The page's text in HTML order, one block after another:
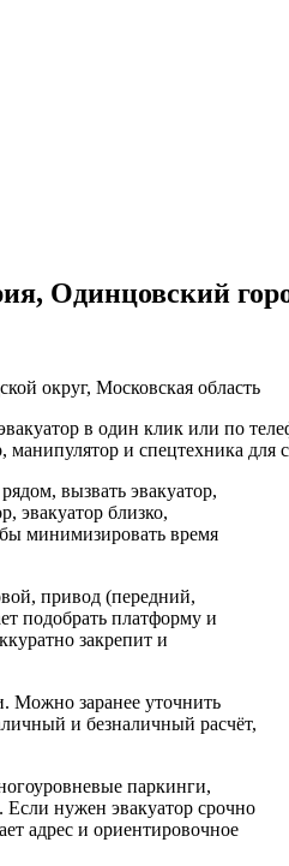
Одинцовский
округ, Московская область
в один клик или по
и спецтехника для
вызвать эвакуатор,
эвакуатор близко,
минимизировать время
привод (передний,
подобрать платформу и
закрепит и
Можно заранее уточнить
и безналичный расчёт,
паркинги,
нужен эвакуатор срочно
адрес и ориентировочное